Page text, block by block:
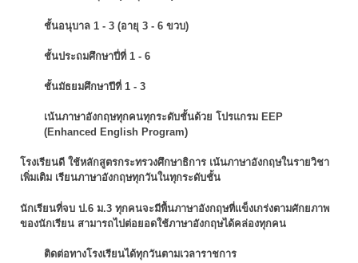
ชั้นอนุบาล 1 - 3 (อายุ 3 - 6 ขวบ)
ชั้นประถมศึกษาปี่ที่ 1 - 6
ชั้นมัธยมศึกษาปีที่ 1 - 3
เน้นภาษาอังกฤษทุกคนทุกระดับชั้นด้วย โปรแกรม EEP
(Enhanced English Program)
โรงเรียนดี ใช้หลักสูตรกระทรวงศึกษาธิการ เน้นภาษาอังกฤษในรายวิชา
เพิ่มเติม เรียนภาษาอังกฤษทุกวันในทุกระดับชั้น
นักเรียนที่จบ ป.6 ม.3 ทุกคนจะมีพื้นภาษาอังกฤษที่แข็งเกร่งตามศักยภาพ
ของนักเรียน สามารถไปต่อยอดใช้ภาษาอังกฤษได้คล่องทุกคน
ติดต่อทางโรงเรียนได้ทุกวันตามเวลาราชการ